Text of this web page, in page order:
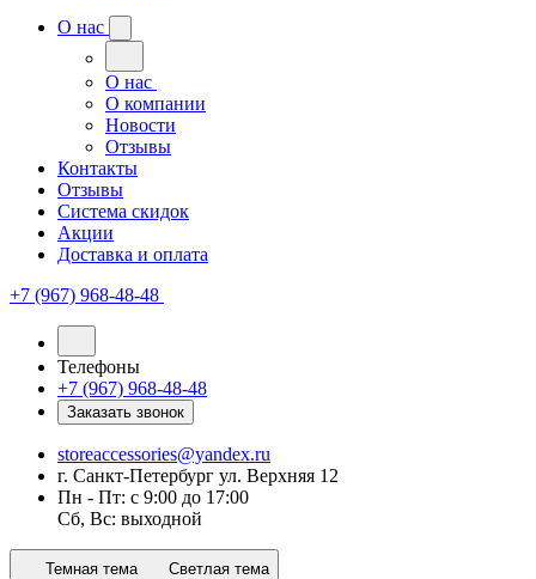
О нас
О нас
О компании
Новости
Отзывы
Контакты
Отзывы
Система скидок
Акции
Доставка и оплата
+7 (967) 968-48-48
Телефоны
+7 (967) 968-48-48
Заказать звонок
storeaccessories@yandex.ru
г. Санкт-Петербург ул. Верхняя 12
Пн - Пт: с 9:00 до 17:00
Сб, Вс: выходной
Темная тема Светлая тема